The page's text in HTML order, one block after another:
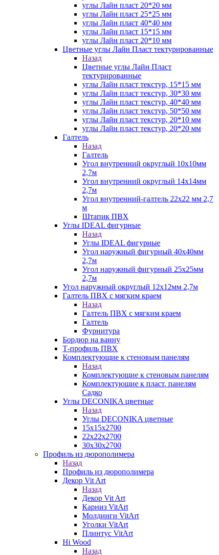
углы Лайн пласт 20*20 мм
углы Лайн пласт 25*25 мм
углы Лайн пласт 40*40 мм
углы Лайн пласт 15*15 мм
углы Лайн пласт 20*10 мм
Цветные углы Лайн Пласт тектурированные
Назад
Цветные углы Лайн Пласт
тектурированные
углы Лайн пласт текстур, 15*15 мм
углы Лайн пласт текстур, 30*30 мм
углы Лайн пласт текстур, 40*40 мм
углы Лайн пласт текстур, 50*50 мм
углы Лайн пласт текстур, 20*10 мм
углы Лайн пласт текстур, 20*20 мм
Галтель
Назад
Галтель
Угол внутренний округлый 10х10мм
2,7м
Угол внутренний округлый 14х14мм
2,7м
Угол внутренний-галтель 22х22 мм 2,7
м
Штапик ПВХ
Углы IDEAL фигурные
Назад
Углы IDEAL фигурные
Угол наружный фигурный 40х40мм
2,7м
Угол наружный фигурный 25х25мм
2,7м
Угол наружный округлый 12х12мм 2,7м
Галтель ПВХ с мягким краем
Назад
Галтель ПВХ с мягким краем
Галтель
Фурнитура
Бордюр на ванну
Т-профиль ПВХ
Комплектующие к стеновым панелям
Назад
Комплектующие к стеновым панелям
Комплектующие к пласт. панелям
Садко
Углы DECONIKA цветные
Назад
Углы DECONIKA цветные
15х15х2700
22х22х2700
30х30х2700
Профиль из дюрополимера
Назад
Профиль из дюрополимера
Декор Vit Art
Назад
Декор Vit Art
Карниз VitArt
Молдинги VitArt
Уголки VitArt
Плинтус VitArt
Hi Wood
Назад